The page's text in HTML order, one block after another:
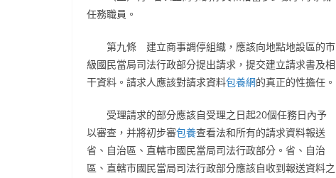
任務職員。
第九條 建立商事調停組織，應該向地點地設區的市
級國民當局司法行政部分提出請求，提交建立請求書及相
干資料。請求人應該對請求資料包養網的真正的性擔任。
受理請求的部分應該自受理之日起20個任務日內予
以審查，并將初步審包養查看法和所有的請求資料報送
省、自治區、直轄市國民當局司法行政部分。省、自治
區、直轄市國民當局司法行政部分應該自收到報送資料之